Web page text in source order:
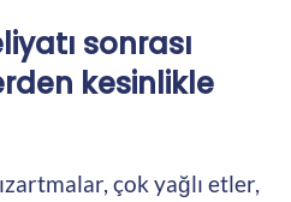
sonrası
kesinlikle
çok yağlı etler,